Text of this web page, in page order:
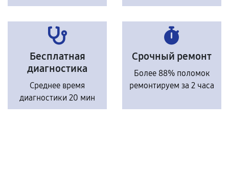
Бесплатная
диагностика
Среднее время
диагностики 20 мин
Срочный ремонт
Более 88% поломок
ремонтируем за 2 часа